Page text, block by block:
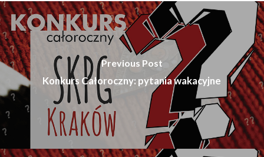
Previous Post
Konkurs Całoroczny: pytania wakacyjne